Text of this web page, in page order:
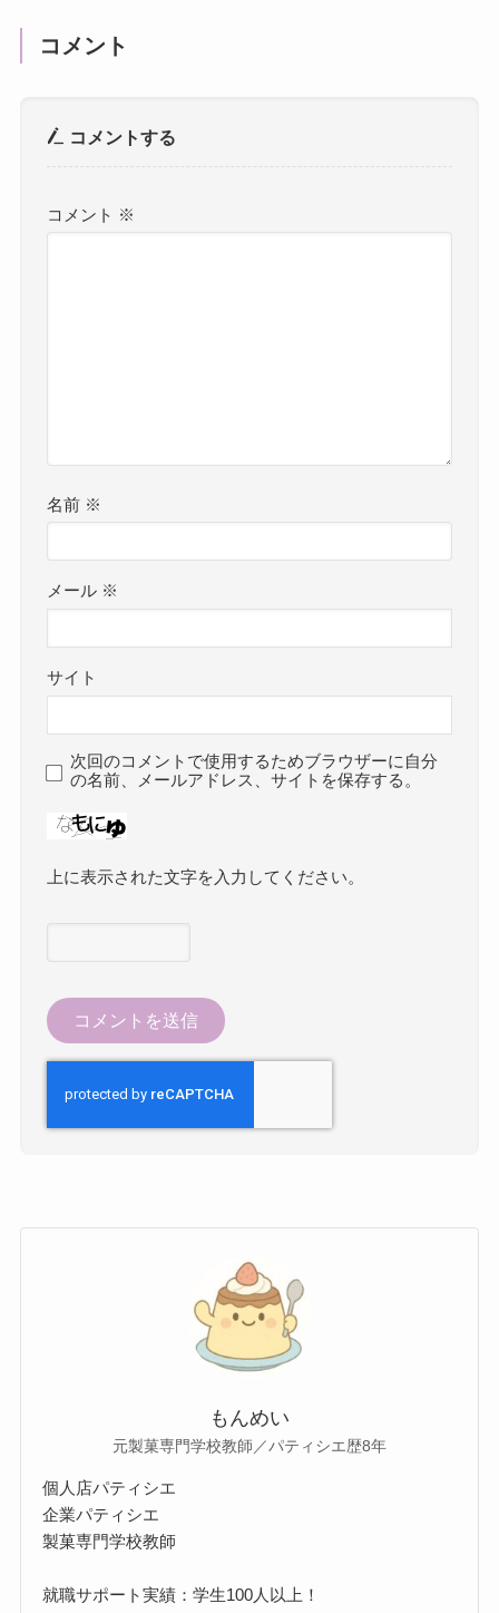
コメント
コメントする
コメント ※
名前 ※
メール ※
サイト
次回のコメントで使用するためブラウザーに自分
の名前、メールアドレス、サイトを保存する。
上に表示された文字を入力してください。
もんめい
元製菓専門学校教師／パティシエ歴8年
個人店パティシエ
企業パティシエ
製菓専門学校教師
就職サポート実績：学生100人以上！